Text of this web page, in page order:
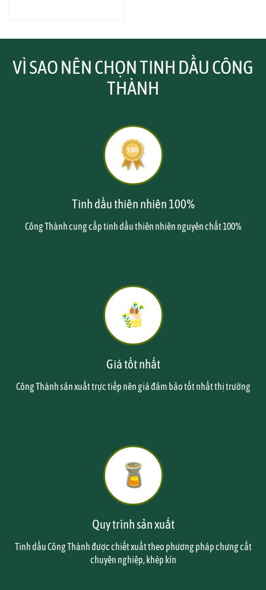
VÌ SAO NÊN CHỌN TINH DẦU CÔNG
THÀNH
Tinh dầu thiên nhiên 100%
Công Thành cung cấp tinh dầu thiên nhiên nguyên chất 100%
Giá tốt nhất
Công Thành sản xuất trực tiếp nên giá đảm bảo tốt nhất thị trường
Quy trình sản xuất
Tinh dầu Công Thành được chiết xuất theo phương pháp chưng cất
chuyên nghiệp, khép kín